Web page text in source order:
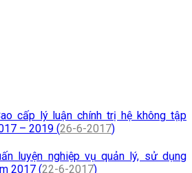
cấp lý luận chính trị hệ không tập
– 2019 (26-6-2017)
luyện nghiệp vụ quản lý, sử dụng
2017 (22-6-2017)